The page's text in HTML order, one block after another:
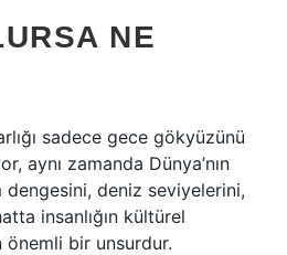
NE
sadece gece gökyüzünü
aynı zamanda Dünya’nın
deniz seviyelerini,
insanlığın kültürel
bir unsurdur.